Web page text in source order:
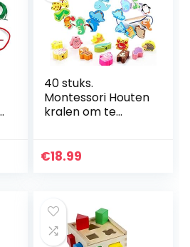
40 stuks.
Montessori Houten
kralen om te
dierenparels,
€18.99